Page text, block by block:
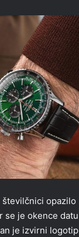
številčnici opazilo
se je okence
je izvirni